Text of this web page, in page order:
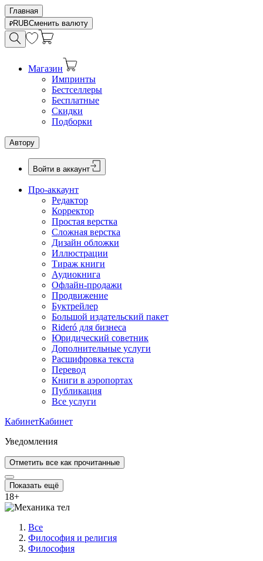
Главная
RUBСменить валюту
Магазин
Импринты
Бестселлеры
Бесплатные
Скидки
Подборки
Автору
Войти в аккаунт
Про-аккаунт
Редактор
Корректор
Простая верстка
Сложная верстка
Дизайн обложки
Иллюстрации
Тираж книги
Аудиокнига
Офлайн-продажи
Продвижение
Буктрейлер
Большой издательский пакет
Rideró для бизнеса
Юридический советник
Дополнительные услуги
Расшифровка текста
Перевод
Книги в аэропортах
Публикация
Все услуги
КабинетКабинет
Уведомления
Отметить все как прочитанные
Показать ещё
18+
Все
Философия и религия
Философия